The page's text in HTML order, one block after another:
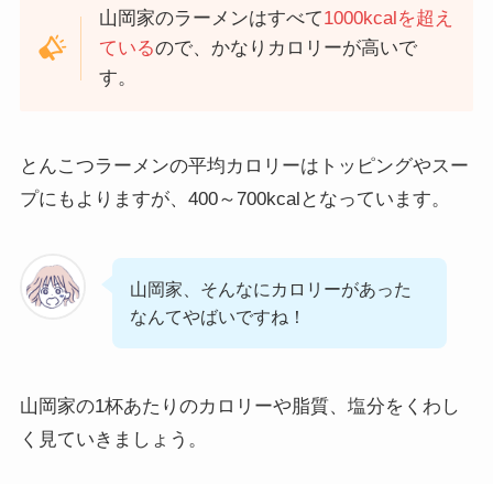
山岡家のラーメンはすべて1000kcalを超え
ているので、かなりカロリーが高いで
す。
とんこつラーメンの平均カロリーはトッピングやスー
プにもよりますが、400～700kcalとなっています。
山岡家、そんなにカロリーがあった
なんてやばいですね！
山岡家の1杯あたりのカロリーや脂質、塩分をくわし
く見ていきましょう。